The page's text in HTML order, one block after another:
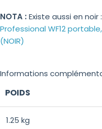
NOTA : Existe aussi en noir :
Professional WF12
(NOIR)
Informations
POIDS
1.25 kg